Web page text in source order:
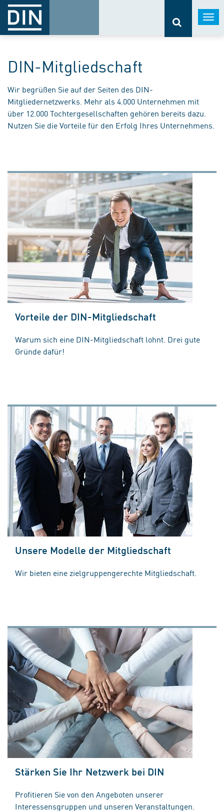
DIN-Mitgliedschaft
Wir begrüßen Sie auf der Seiten des DIN-
Mitgliedernetzwerks. Mehr als 4.000 Unternehmen mit
über 12.000 Tochtergesellschaften gehören bereits dazu.
Nutzen Sie die Vorteile für den Erfolg Ihres Unternehmens.
Vorteile der DIN-Mitgliedschaft
Warum sich eine DIN-Mitgliedschaft lohnt. Drei gute
Gründe dafür!
Unsere Modelle der Mitgliedschaft
Wir bieten eine zielgruppengerechte Mitgliedschaft.
Stärken Sie Ihr Netzwerk bei DIN
Profitieren Sie von den Angeboten unserer
Interessensgruppen und unseren Veranstaltungen.